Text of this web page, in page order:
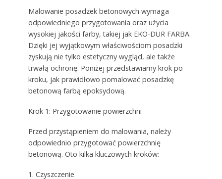
Malowanie posadzek betonowych wymaga
odpowiedniego przygotowania oraz użycia
wysokiej jakości farby, takiej jak EKO-DUR FARBA.
Dzięki jej wyjątkowym właściwościom posadzki
zyskują nie tylko estetyczny wygląd, ale także
trwałą ochronę. Poniżej przedstawiamy krok po
kroku, jak prawidłowo pomalować posadzkę
betonową farbą epoksydową.
Krok 1: Przygotowanie powierzchni
Przed przystąpieniem do malowania, należy
odpowiednio przygotować powierzchnię
betonową. Oto kilka kluczowych kroków:
1. Czyszczenie